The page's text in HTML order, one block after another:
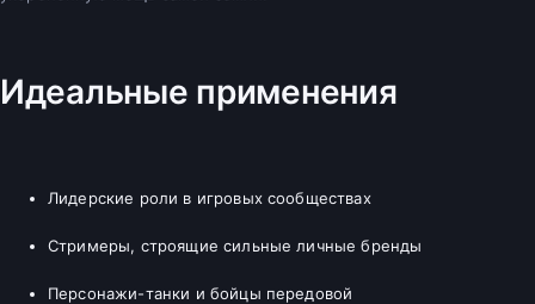
Идеальные применения
Лидерские роли в игровых сообществах
Стримеры, строящие сильные личные бренды
Персонажи-танки и бойцы передовой